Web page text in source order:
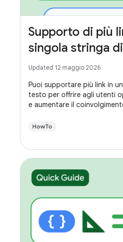
Supporto di più
singola stringa
Updated 12 maggio 2026
Puoi supportare più link in
testo per offrire agli utenti
e aumentare il
HowTo